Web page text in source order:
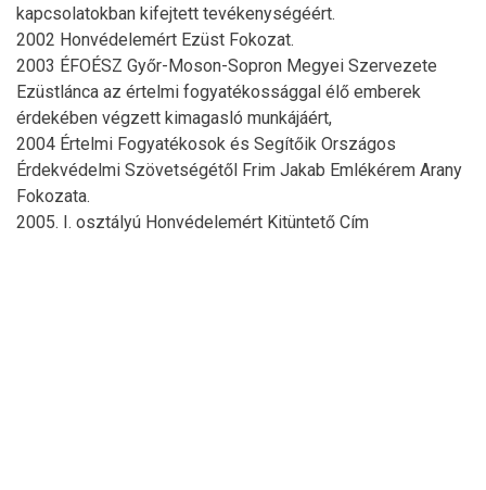
kapcsolatokban kifejtett tevékenységéért.
2002 Honvédelemért Ezüst Fokozat.
2003 ÉFOÉSZ Győr-Moson-Sopron Megyei Szervezete
Ezüstlánca az értelmi fogyatékossággal élő emberek
érdekében végzett kimagasló munkájáért,
2004 Értelmi Fogyatékosok és Segítőik Országos
Érdekvédelmi Szövetségétől Frim Jakab Emlékérem Arany
Fokozata.
2005. I. osztályú Honvédelemért Kitüntető Cím